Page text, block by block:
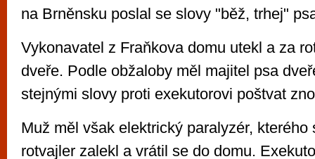
na Brněnsku poslal se slovy "běž, trhej"
Vykonavatel z Fraňkova domu utekl a za
dveře. Podle obžaloby měl majitel psa
stejnými slovy proti exekutorovi poštvat
Muž měl však elektrický paralyzér, kterého
rotvajler zalekl a vrátil se do domu.